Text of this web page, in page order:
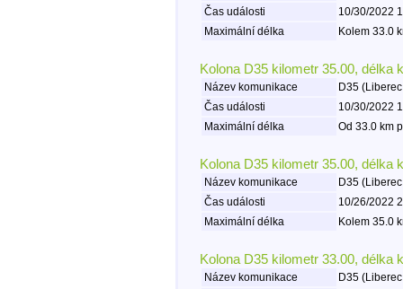
Čas události
10/30/2022
Maximální délka
Kolem 33.0
Kolona D35 kilometr 35.00, délka
Název komunikace
D35
Čas události
10/30/2022
Maximální délka
Od 33.0 km
Kolona D35 kilometr 35.00, délka
Název komunikace
D35
Čas události
10/26/2022
Maximální délka
Kolem 35.0
Kolona D35 kilometr 33.00, délka
Název komunikace
D35